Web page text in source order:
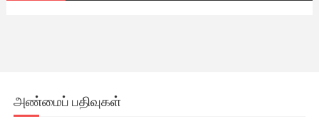
அண்மைப் பதிவுகள்